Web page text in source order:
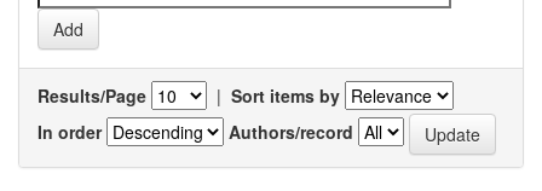
Results/Page | Sort items by
In order
Authors/record